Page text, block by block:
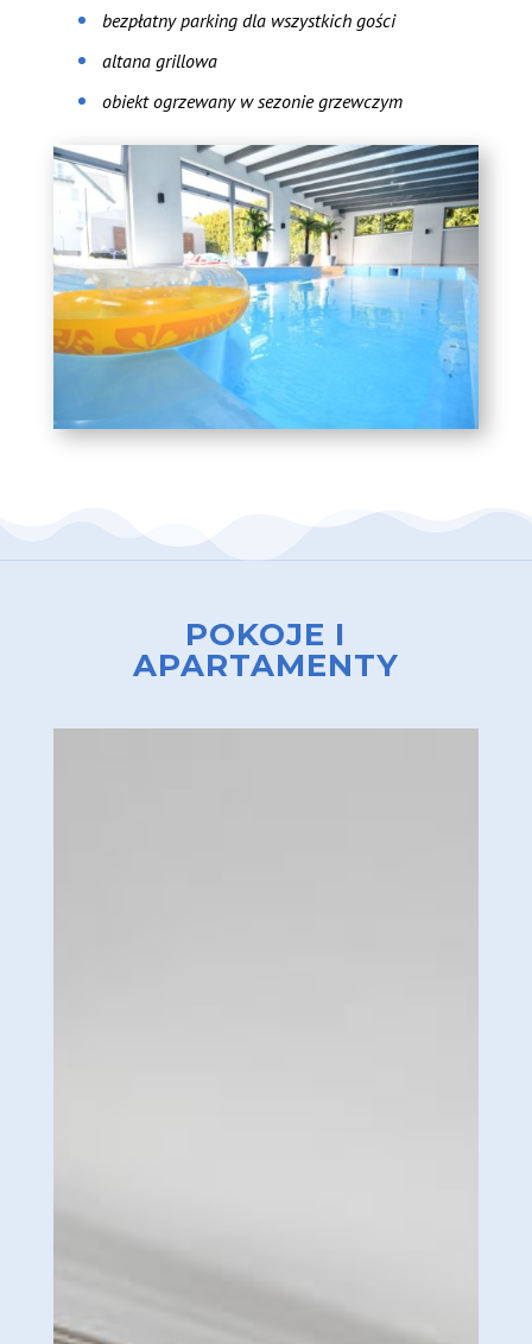
bezpłatny parking dla wszystkich gości
altana grillowa
obiekt ogrzewany w sezonie grzewczym
POKOJE I
APARTAMENTY